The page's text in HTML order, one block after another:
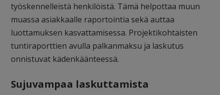
työskennelleistä henkilöistä. Tämä helpottaa muun
muassa asiakkaalle raportointia sekä auttaa
luottamuksen kasvattamisessa. Projektikohtaisten
tuntiraporttien avulla palkanmaksu ja laskutus
onnistuvat kädenkäänteessä.
Sujuvampaa laskuttamista